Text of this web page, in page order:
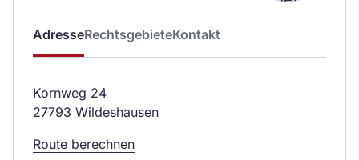
AdresseRechtsgebieteKontakt
Kornweg 24
27793 Wildeshausen
Route berechnen